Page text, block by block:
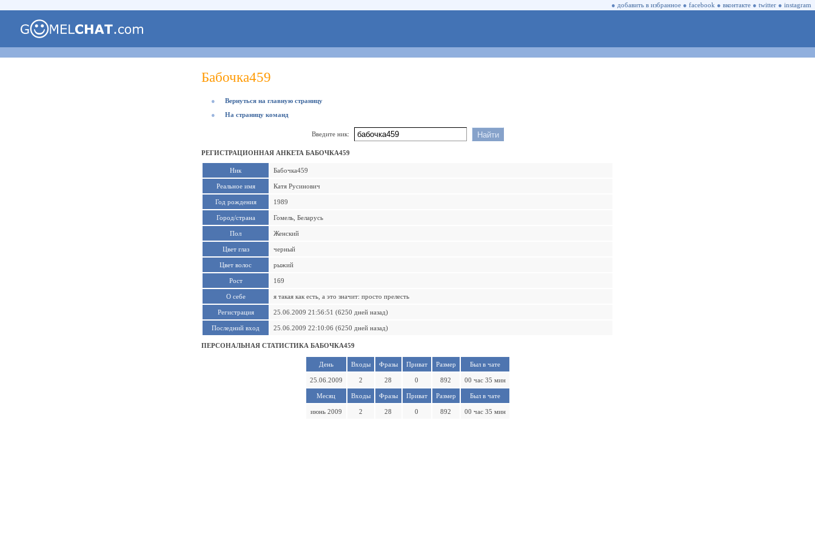
● добавить в избранное ● facebook ● вконтакте ● twitter ● instagram
Бабочка459
●
Вернуться на главную страницу
●
На страницу команд
Введите ник:
РЕГИСТРАЦИОННАЯ АНКЕТА БАБОЧКА459
Ник Бабочка459
Реальное имя Катя Русинович
Год рождения 1989
Город/страна Гомель, Беларусь
Пол Женский
Цвет глаз черный
Цвет волос рыжий
Рост 169
О себе я такая как есть, а это значит: просто прелесть
Регистрация 25.06.2009 21:56:51 (6250 дней назад)
Последний вход 25.06.2009 22:10:06 (6250 дней назад)
ПЕРСОНАЛЬНАЯ СТАТИСТИКА БАБОЧКА459
День Входы Фразы Приват Размер Был в чате
25.06.2009 2 28 0 892 00 час 35 мин
Месяц Входы Фразы Приват Размер Был в чате
июнь 2009 2 28 0 892 00 час 35 мин